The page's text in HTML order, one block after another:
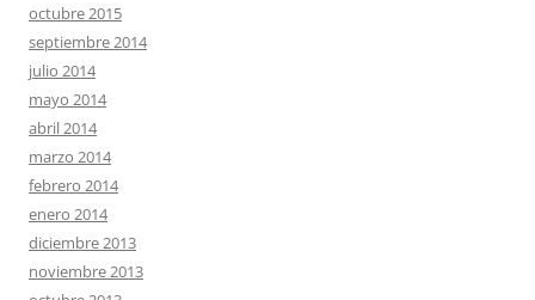
octubre 2015
septiembre 2014
julio 2014
mayo 2014
abril 2014
marzo 2014
febrero 2014
enero 2014
diciembre 2013
noviembre 2013